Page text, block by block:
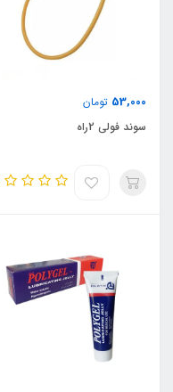
53,000 تومان
سوند فولی 2راه